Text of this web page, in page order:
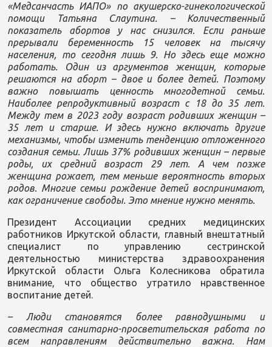
«Медсанчасть ИАПО» по акушерско-гинекологической
помощи Татьяна Слаутина. – Количественный
показатель абортов у нас снизился. Если раньше
прерывали беременность 15 человек на тысячу
населения, то сегодня лишь 9. Но здесь еще можно
работать. Один из аргументов женщин, которые
решаются на аборт – двое и более детей. Поэтому
важно повышать ценность многодетной семьи.
Наиболее репродуктивный возраст с 18 до 35 лет.
Между тем в 2023 году возраст родивших женщин –
35 лет и старше. И здесь нужно включать другие
механизмы, чтобы изменить тенденцию отложенного
создания семьи. Лишь 37% родивших женщин – первые
роды, их средний возраст 29 лет. А чем позже
женщина рожает, тем меньше вероятность вторых
родов. Многие семьи рождение детей воспринимают,
как ограничение свободы. Это мнение нужно менять.
Президент Ассоциации средних медицинских
работников Иркутской области, главный внештатный
специалист по управлению сестринской
деятельностью министерства здравоохранения
Иркутской области Ольга Колесникова обратила
внимание, что общество утратило нравственное
воспитание детей.
– Люди становятся более равнодушными и
совместная санитарно-просветительская работа по
всем направлениям действительно важна. Нам